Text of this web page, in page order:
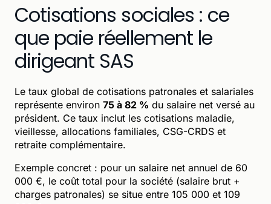
Cotisations sociales : ce
que paie réellement le
dirigeant SAS
Le taux global de cotisations patronales et salariales
représente environ 75 à 82 % du salaire net versé au
président. Ce taux inclut les cotisations maladie,
vieillesse, allocations familiales, CSG-CRDS et
retraite complémentaire.
Exemple concret : pour un salaire net annuel de 60
000 €, le coût total pour la société (salaire brut +
charges patronales) se situe entre 105 000 et 109